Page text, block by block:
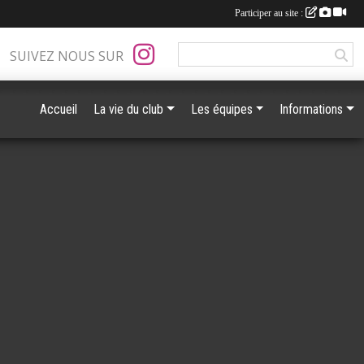
SUIVEZ NOUS SUR
Accueil La vie du club Les équipes Informations
Participer au site :